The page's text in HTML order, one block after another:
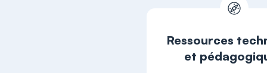
Ressources
et